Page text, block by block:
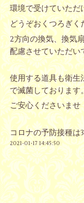
環境で受けていただ
どうぞおくつろぎく
2方向の換気、換気
配慮させていただい
使用する道具も衛生
で滅菌しております
ご安心くださいませ
コロナの予防接種は
2021-01-17 14:45:50